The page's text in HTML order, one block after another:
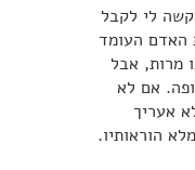
לי לקבל
האדם העומד
מרות, אבל
אם לא
אעריך
הוראותיו.